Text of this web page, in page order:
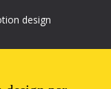
design